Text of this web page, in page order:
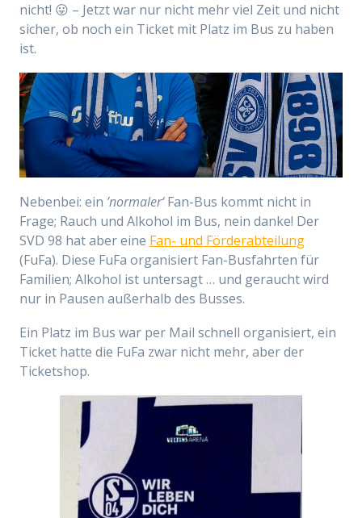
nicht! 😛 – Jetzt war nur nicht mehr viel Zeit und nicht
sicher, ob noch ein Ticket mit Platz im Bus zu haben
ist.
Nebenbei: ein ’normaler‘Fan-Bus kommt nicht in
Frage; Rauch und Alkohol im Bus, nein danke! Der
SVD 98 hat aber eine Fan- und Förderabteilung
(FuFa). Diese FuFa organisiert Fan-Busfahrten für
Familien; Alkohol ist untersagt … und geraucht wird
nur in Pausen außerhalb des Busses.
Ein Platz im Bus war per Mail schnell organisiert, ein
Ticket hatte die FuFa zwar nicht mehr, aber der
Ticketshop.